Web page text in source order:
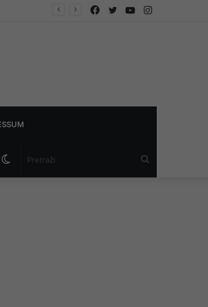
Instagram
YouTube
Twitter
Facebook
Switch